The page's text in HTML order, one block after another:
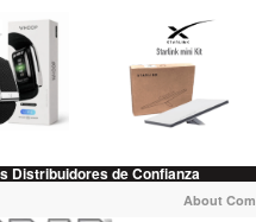
Distribuidores de Confianza
About